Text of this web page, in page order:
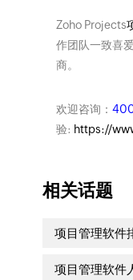
Zoho Projects
作团队一致喜
商。
欢迎咨询：
验: https://
相关话题
项目管理软件
项目管理软件